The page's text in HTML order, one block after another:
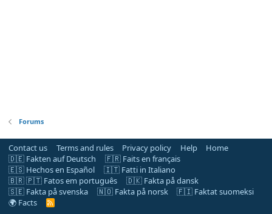
Forums
Contact us Terms and rules Privacy policy Help
Home
🇩🇪 Fakten auf Deutsch
🇫🇷 Faits en français
🇪🇸 Hechos en Español
🇮🇹 Fatti in Italiano
🇧🇷 🇵🇹 Fatos em português
🇩🇰 Fakta på dansk
🇸🇪 Fakta på svenska
🇳🇴 Fakta på norsk
🇫🇮 Faktat suomeksi
🌍 Facts
R